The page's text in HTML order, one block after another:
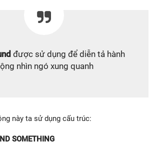
được sử dụng để diễn tả hành
nhìn ngó xung quanh
này ta sử dụng cấu trúc:
SOMETHING